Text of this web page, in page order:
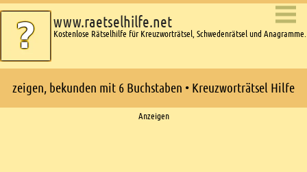
www.raetselhilfe.net
Kostenlose Rätselhilfe für Kreuzworträtsel, Schwedenrätsel und Anagramme.
zeigen, bekunden mit 6 Buchstaben • Kreuzworträtsel Hilfe
Anzeigen